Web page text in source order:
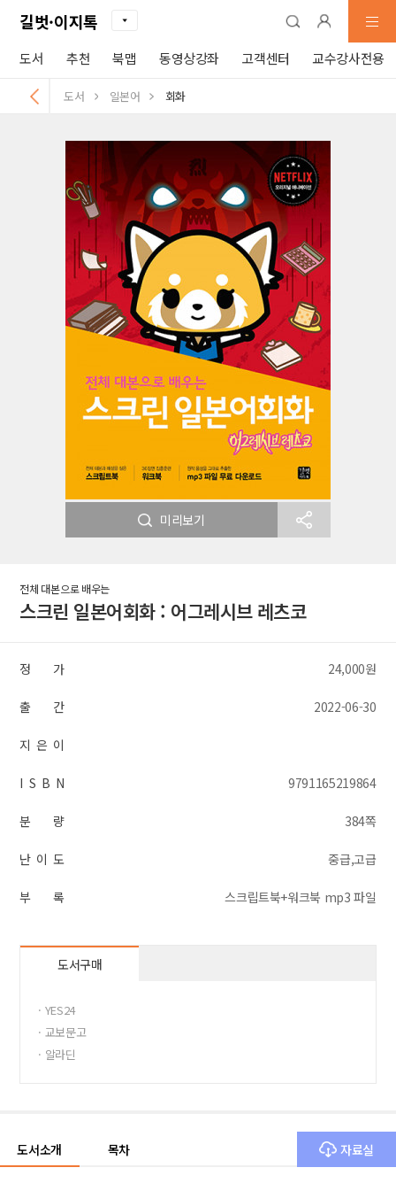
길벗·이지톡
도서 추천 북맵 동영상강좌 고객센터 교수강사전용
도서 일본어 회화
미리보기
전체 대본으로 배우는
스크린 일본어회화 : 어그레시브 레츠코
정 가 24,000원
출 간 2022-06-30
지 은 이
I S B N 9791165219864
분 량 384쪽
난 이 도 중급,고급
부 록 스크립트북+워크북 mp3 파일
도서구매
· YES24
· 교보문고
· 알라딘
도서소개 목차 자료실